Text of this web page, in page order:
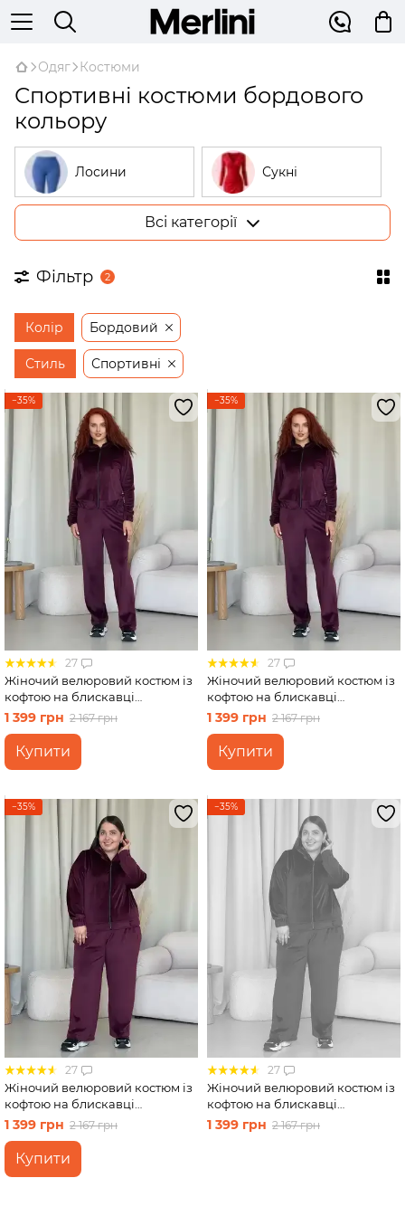
Одяг Костюми
Спортивні костюми бордового
кольору
Лосини Сукні
Піжами
Сорочки
Штани Жакети
Спідниці Велосипедки
Футболки
Всі категорії
Фільтр 2
Колір Бордовий
Стиль Спортивні
−35%
27
Жіночий велюровий костюм із
кофтою на блискавці
бордовий Merlini Варна
100001263 розмір 46-48 (L-XL)
1 399 грн 2 167 грн
Купити
−35%
27
Жіночий велюровий костюм із
кофтою на блискавці
бордовий Merlini Варна
100001263 розмір 42-44 (S-M)
1 399 грн 2 167 грн
Купити
−35%
27
Жіночий велюровий костюм із
кофтою на блискавці
бордовий Merlini Варна
100001263 розмір 54-56 (4XL-
54XL)
1 399 грн 2 167 грн
Купити
−35%
27
Жіночий велюровий костюм із
кофтою на блискавці
бордовий Merlini Варна
100001263 розмір 50-52 (2XL-
1 399 грн 2 167 грн